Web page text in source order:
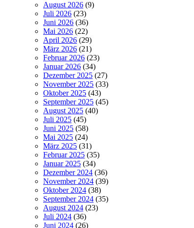
August 2026 (9)
Juli 2026 (23)
Juni 2026 (36)
Mai 2026 (22)
April 2026 (29)
März 2026 (21)
Februar 2026 (23)
Januar 2026 (34)
Dezember 2025 (27)
November 2025 (33)
Oktober 2025 (43)
September 2025 (45)
August 2025 (40)
Juli 2025 (45)
Juni 2025 (58)
Mai 2025 (24)
März 2025 (31)
Februar 2025 (35)
Januar 2025 (34)
Dezember 2024 (36)
November 2024 (39)
Oktober 2024 (38)
September 2024 (35)
August 2024 (23)
Juli 2024 (36)
Juni 2024 (26)